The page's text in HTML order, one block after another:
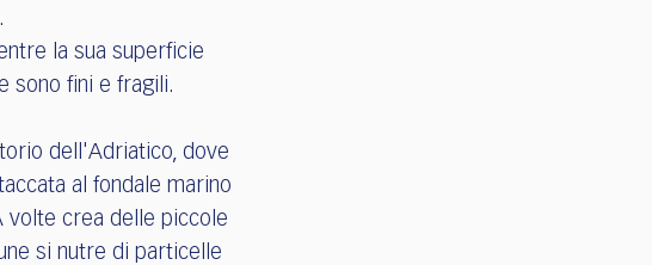
la sua superficie
sono fini e fragili.
dell'Adriatico, dove
al fondale marino
volte crea delle piccole
si nutre di particelle